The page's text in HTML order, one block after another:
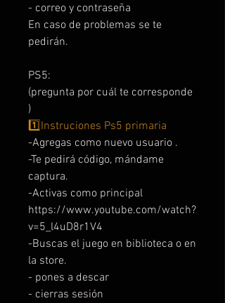
- correo y contraseña
En caso de problemas se te
pedirán.
PS5:
(pregunta por cuál te corresponde
)
1️⃣Instruciones Ps5 primaria
-Agregas como nuevo usuario .
-Te pedirá código, mándame
captura.
-Activas como principal
https://www.youtube.com/watch?
v=5_l4uD8r1V4
-Buscas el juego en biblioteca o en
la store.
- pones a descar
- cierras sesión